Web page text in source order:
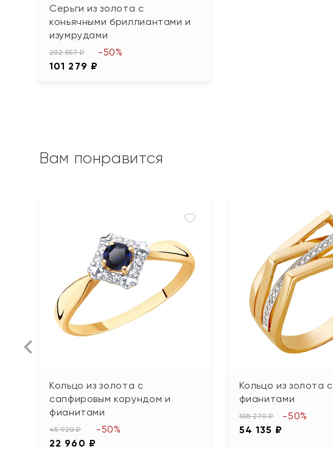
Серьги из золота с
коньячными бриллиантами и
изумрудами
202 557 ₽
101 279 ₽
-50%
Вам понравится
Кольцо из золота с
сапфировым корундом и
фианитами
45 920 ₽
22 960 ₽
-50%
Кольцо из золота с
фианитами
108 270 ₽
54 135 ₽
-50%